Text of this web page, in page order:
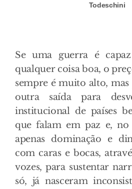
Todeschini
Se uma guerra é
qualquer coisa boa, o
sempre é muito alto, mas
outra saída para
institucional de países
que falam em paz e, no
apenas dominação e
com caras e bocas,
vozes, para sustentar
só, já nasceram